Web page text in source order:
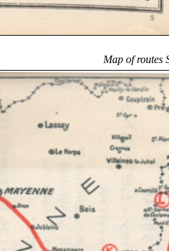
Map of routes